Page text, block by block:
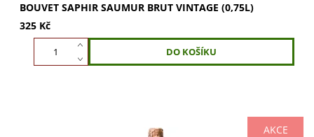
BOUVET SAPHIR SAUMUR BRUT VINTAGE (0,75L)
325 Kč
AKCE